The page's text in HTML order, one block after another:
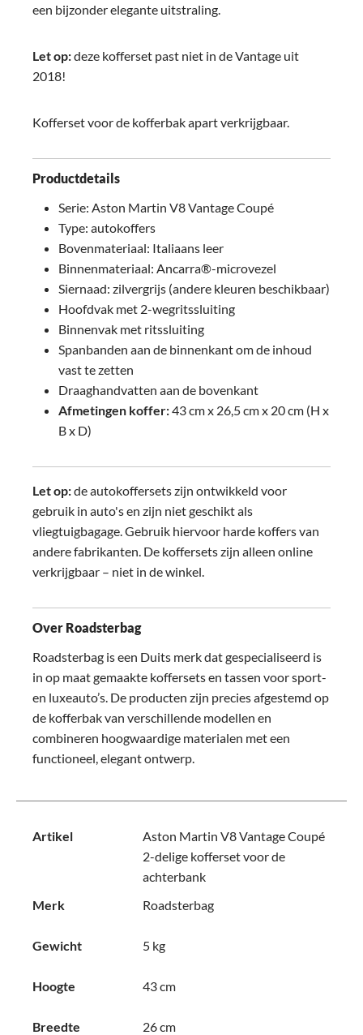
een bijzonder elegante uitstraling.
Let op:deze kofferset past niet in de Vantage uit
2018!
Kofferset voor de kofferbak apart verkrijgbaar.
Productdetails
Serie: Aston Martin V8 Vantage Coupé
Type: autokoffers
Bovenmateriaal: Italiaans leer
Binnenmateriaal: Ancarra®-microvezel
Siernaad: zilvergrijs (andere kleuren beschikbaar)
Hoofdvak met 2-wegritssluiting
Binnenvak met ritssluiting
Spanbanden aan de binnenkant om de inhoud
vast te zetten
Draaghandvatten aan de bovenkant
Afmetingen koffer:43 cm x 26,5 cm x 20 cm (H x
B x D)
Let op:de autokoffersets zijn ontwikkeld voor
gebruik in auto's en zijn niet geschikt als
vliegtuigbagage. Gebruik hiervoor harde koffers van
andere fabrikanten. De koffersets zijn alleen online
verkrijgbaar – niet in de winkel.
Over Roadsterbag
Roadsterbag is een Duits merk dat gespecialiseerd is
in op maat gemaakte koffersets en tassen voor sport-
en luxeauto’s. De producten zijn precies afgestemd op
de kofferbak van verschillende modellen en
combineren hoogwaardige materialen met een
functioneel, elegant ontwerp.
Artikel
Aston Martin V8 Vantage Coupé
2-delige kofferset voor de
achterbank
Merk
Roadsterbag
Gewicht 5 kg
Hoogte 43 cm
Breedte 26 cm